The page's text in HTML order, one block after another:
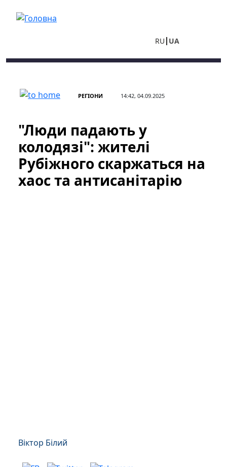
RU UA
РЕГІОНИ 14:42, 04.09.2025
"Люди падають у
колодязі": жителі
Рубіжного скаржаться на
хаос та антисанітарію
Віктор Білий